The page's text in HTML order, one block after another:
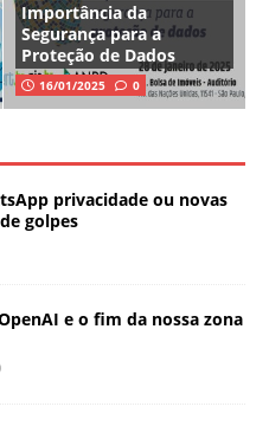
Importância da
Segurança para a
Proteção de Dados
16/01/2025 0
privacidade ou novas
golpes
e o fim da nossa zona